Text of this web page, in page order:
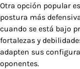
Otra opción popular
postura más
cuando se está bajo
fortalezas y
adapten sus
oponentes.